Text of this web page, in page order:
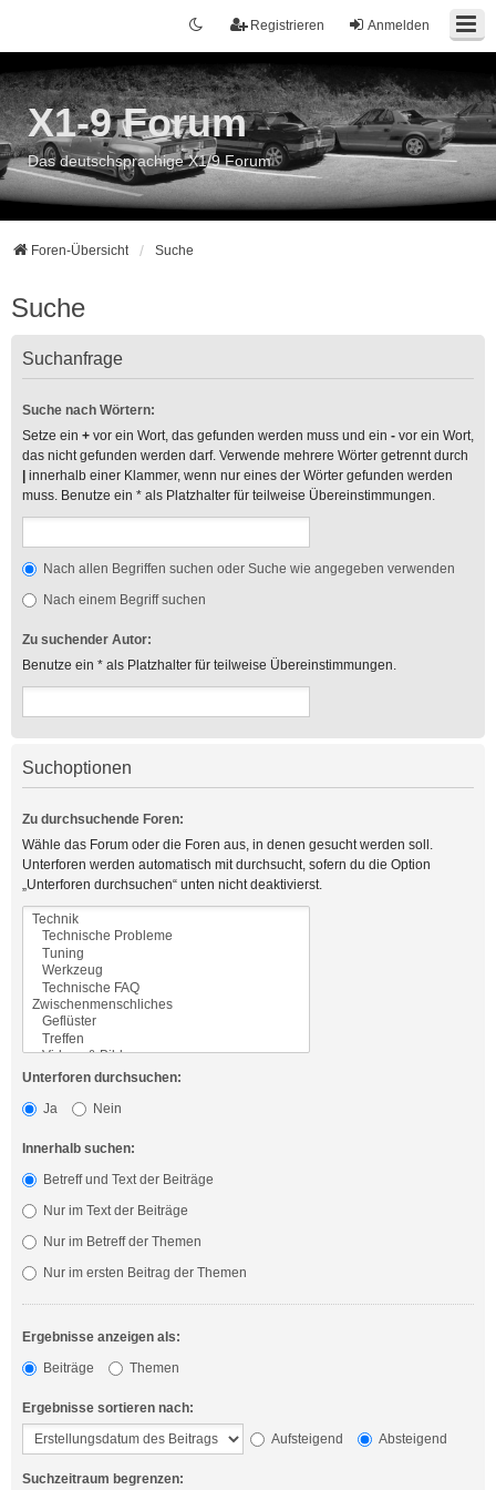
Anmelden
Registrieren
X1-9 Forum
Das deutschsprachige X1/9 Forum
Foren-Übersicht Suche
Suche
Suchanfrage
Suche nach Wörtern:
Setze ein + vor ein Wort, das gefunden werden muss und ein - vor ein Wort,
das nicht gefunden werden darf. Verwende mehrere Wörter getrennt durch
innerhalb einer Klammer, wenn nur eines der Wörter gefunden werden
muss. Benutze ein * als Platzhalter für teilweise Übereinstimmungen.
Nach allen Begriffen suchen oder Suche wie angegeben verwenden
Nach einem Begriff suchen
Zu suchender Autor:
Benutze ein * als Platzhalter für teilweise Übereinstimmungen.
Suchoptionen
Zu durchsuchende Foren:
Wähle das Forum oder die Foren aus, in denen gesucht werden soll.
Unterforen werden automatisch mit durchsucht, sofern du die Option
„Unterforen durchsuchen“ unten nicht deaktivierst.
Unterforen durchsuchen:
Ja
Nein
Innerhalb suchen:
Betreff und Text der Beiträge
Nur im Text der Beiträge
Nur im Betreff der Themen
Nur im ersten Beitrag der Themen
Ergebnisse anzeigen als:
Beiträge
Themen
Ergebnisse sortieren nach:
Aufsteigend
Absteigend
Suchzeitraum begrenzen: